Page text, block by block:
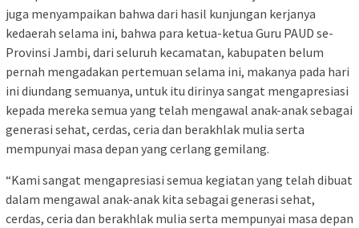
juga menyampaikan bahwa dari hasil kunjungan kerjanya
kedaerah selama ini, bahwa para ketua-ketua Guru PAUD se-
Provinsi Jambi, dari seluruh kecamatan, kabupaten belum
pernah mengadakan pertemuan selama ini, makanya pada hari
ini diundang semuanya, untuk itu dirinya sangat mengapresiasi
kepada mereka semua yang telah mengawal anak-anak sebagai
generasi sehat, cerdas, ceria dan berakhlak mulia serta
mempunyai masa depan yang cerlang gemilang.
“Kami sangat mengapresiasi semua kegiatan yang telah dibuat
dalam mengawal anak-anak kita sebagai generasi sehat,
cerdas, ceria dan berakhlak mulia serta mempunyai masa depan